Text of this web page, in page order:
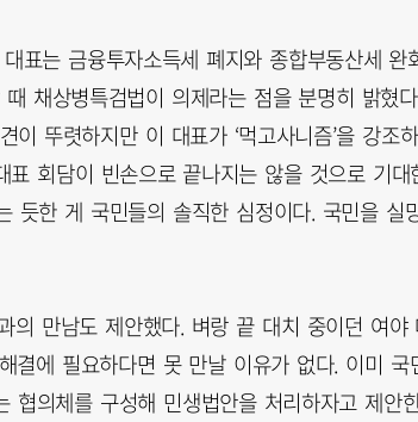
표는 금융투자소득세 폐지와 종합부동산세 완
채상병특검법이 의제라는 점을 분명히 밝혔
이 뚜렷하지만 이 대표가 ‘먹고사니즘’을 강조하
회담이 빈손으로 끝나지는 않을 것으로 기대
듯한 게 국민들의 솔직한 심정이다. 국민을 실
의 만남도 제안했다. 벼랑 끝 대치 중이던 여야
결에 필요하다면 못 만날 이유가 없다. 이미 국
협의체를 구성해 민생법안을 처리하자고 제안